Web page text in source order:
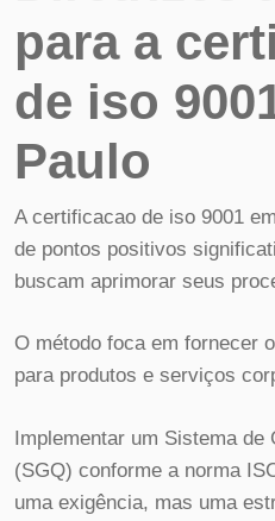
para a
de iso
Paulo
A certificacao de iso 9001
de pontos positivos
buscam aprimorar seus
O método foca em fornecer
para produtos e serviços
Implementar um Sistema de
(SGQ) conforme a norma
uma exigência, mas uma